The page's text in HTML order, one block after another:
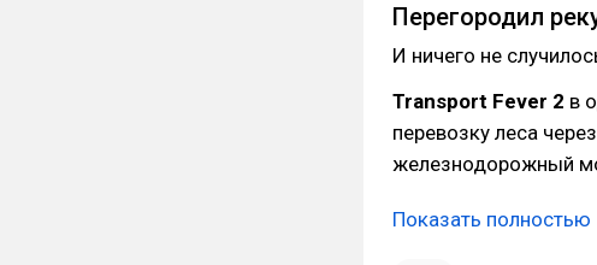
Перегородил
И ничего не
Transport Fever 2 в
перевозку леса
железнодорожный
Показать полностью